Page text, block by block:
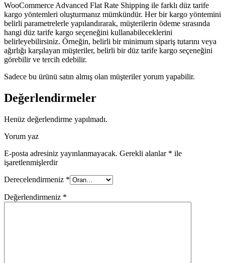
WooCommerce Advanced Flat Rate Shipping ile farklı düz tarife
kargo yöntemleri oluşturmanız mümkündür. Her bir kargo yöntemini
belirli parametrelerle yapılandırarak, müşterilerin ödeme sırasında
hangi düz tarife kargo seçeneğini kullanabileceklerini
belirleyebilirsiniz. Örneğin, belirli bir minimum sipariş tutarını veya
ağırlığı karşılayan müşteriler, belirli bir düz tarife kargo seçeneğini
görebilir ve tercih edebilir.
Sadece bu ürünü satın almış olan müşteriler yorum yapabilir.
Değerlendirmeler
Henüz değerlendirme yapılmadı.
Yorum yaz
E-posta adresiniz yayınlanmayacak. Gerekli alanlar * ile
işaretlenmişlerdir
Derecelendirmeniz *
Değerlendirmeniz *